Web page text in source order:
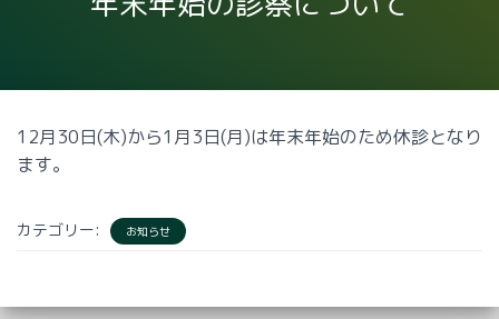
り
え
12月30日(木)から1月3日(月)は年末年始のため休診となり
ます。
カテゴリー: お知らせ